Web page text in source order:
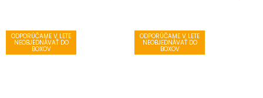
ODPORÚČAME V LETE
NEOBJEDNÁVAŤ DO
BOXOV
ODPORÚČAME V LETE
NEOBJEDNÁVAŤ DO
BOXOV